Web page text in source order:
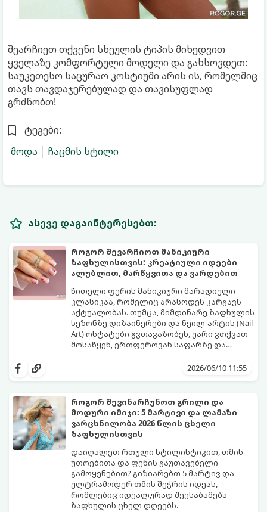
შეარჩიეთ თქვენი სხეულის ტიპის მიხედვით
ყველაზე კომფორტული მოდელი და გახსოვდეთ:
საუკეთესო საცურაო კოსტიუმი არის ის, რომელშიც
თავს თავდაჯერებულად და თავისუფლად
გრძნობთ!
ტეგები:
მოდა
ჩაცმის სტილი
ასევე დაგაინტერესებთ:
როგორ შევარჩიოთ მანიკიური
ზაფხულისთვის: კრეატიული იდეები
ალუბლით, მარწყვითა და ვარდებით
წითელი ფერის მანიკიური მარადიული
კლასიკაა, რომელიც არასოდეს კარგავს
აქტუალობას. თუმცა, მიმდინარე ზაფხულის
სეზონზე დიზაინერები და ნეილ-არტის (Nail
Art) ოსტატები გვთავაზობენ, უარი ვთქვათ
მოსაწყენ, ერთფეროვან საფარზე და
წვნიანი და რომანტიკული განწყობა
კლასიკური ალისფერიდან დაწყებული,
ექსპერიმენტებისთვის. გაიგეთ, რომელი
სამი მთავარი პრინტი იქნება ივნისის
ყველაზე ცხელი ტრენდი ფრჩხილების
მოდაში:
2026/06/10 11:55
როგორ შევინარჩუნოთ გრილი და
მოდური იმიჯი: 5 მარტივი და ლამაზი
ვარცხნილობა 2026 წლის ცხელი
ზაფხულისთვის
დაიღალეთ რთული სტილისტიკით, თმის
უთოებითა და ფენის გაუთავებელი
გამოყენებით? გიზიარებთ 5 მარტივ და
ულტრამოდურ თმის შეჭრის იდეას,
რომლებიც იდეალურად შეესაბამება
ზაფხულის ცხელ დღეებს.